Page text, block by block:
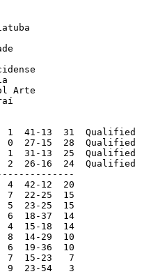
Arte
41-13  31  Qualified
27-15  28  Qualified
31-13  25  Qualified
26-16  24  Qualified
42-12  20
22-25  15
5  23-25  15
6  18-37  14
4  15-18  14
14-29  10
6  19-36  10
7  15-23   7
9  23-54   3